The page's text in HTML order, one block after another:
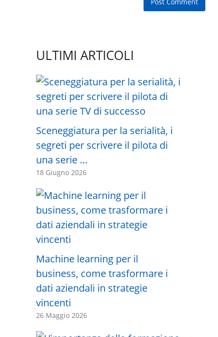
ULTIMI ARTICOLI
Sceneggiatura per la serialità, i
segreti per scrivere il pilota di
una serie …
18 Giugno 2026
Machine learning per il
business, come trasformare i
dati aziendali in strategie
vincenti
26 Maggio 2026